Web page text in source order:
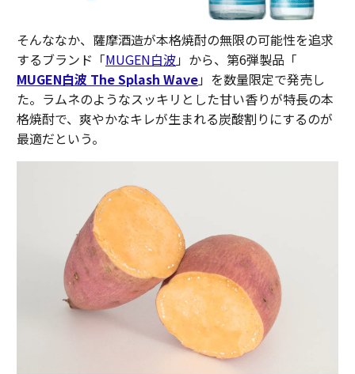
そんななか、薩摩酒造が本格焼酎の無限の可能性を追求
するブランド「MUGEN白波」から、第6弾製品「
MUGEN白波 The Splash Wave」を数量限定で発売し
た。ラムネのようなスッキリとした甘い香りが特長の本
格焼酎で、爽やかなキレが生まれる炭酸割りにするのが
最適だという。